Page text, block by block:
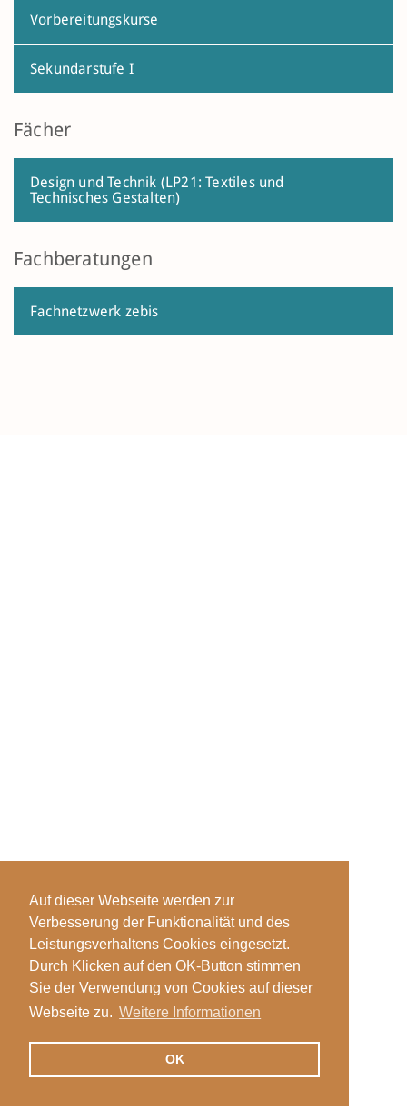
Auf dieser Webseite werden zur
Verbesserung der Funktionalität und des
Leistungsverhaltens Cookies eingesetzt.
Durch Klicken auf den OK-Button stimmen
Sie der Verwendung von Cookies auf dieser
Webseite zu. Weitere Informationen
OK
Vorbereitungskurse
Sekundarstufe I
Fächer
Design und Technik (LP21: Textiles und
Technisches Gestalten)
Fachberatungen
Fachnetzwerk zebis